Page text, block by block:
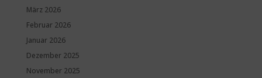
März 2026
Februar 2026
Januar 2026
Dezember 2025
November 2025